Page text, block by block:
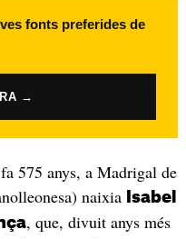
fonts preferides de
→
575 anys, a Madrigal de
naixia
Isabel
, que, divuit anys més